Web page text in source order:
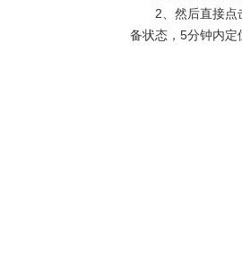
2 、然后直接
备状态， 5分钟内定